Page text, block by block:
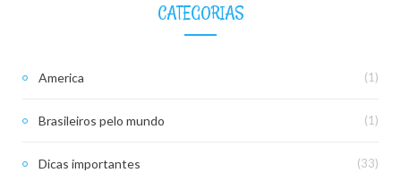
CATEGORIAS
America (1)
Brasileiros pelo mundo (1)
Dicas importantes (33)